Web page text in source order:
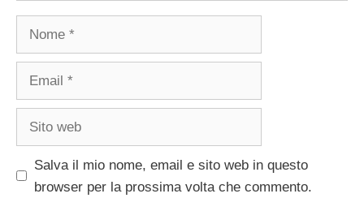
Nome
Email
Sito
Salva il mio nome, email e sito web in questo
browser per la prossima volta che commento.